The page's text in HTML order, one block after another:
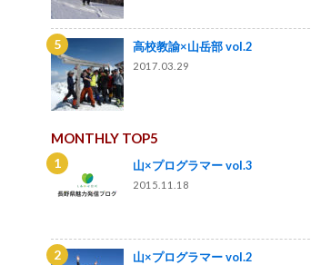
高校教諭×山岳部 vol.2
2017.03.29
MONTHLY TOP5
山×プログラマー vol.3
2015.11.18
山×プログラマー vol.2